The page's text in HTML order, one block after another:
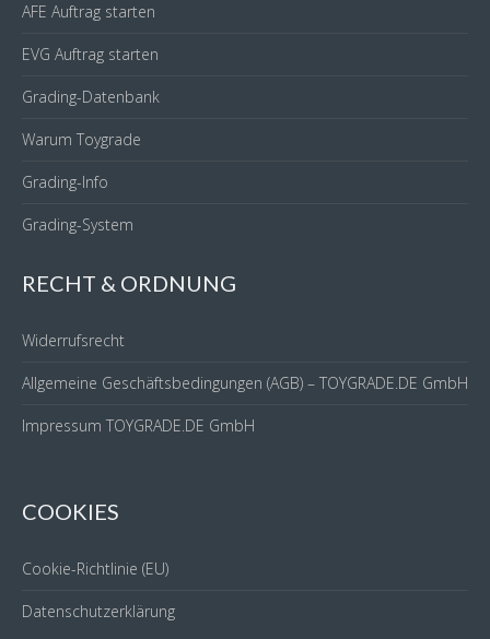
AFE Auftrag starten
EVG Auftrag starten
Grading-Datenbank
Warum Toygrade
Grading-Info
Grading-System
RECHT & ORDNUNG
Widerrufsrecht
Allgemeine Geschäftsbedingungen (AGB) – TOYGRADE.DE GmbH
Impressum TOYGRADE.DE GmbH
COOKIES
Cookie-Richtlinie (EU)
Datenschutzerklärung